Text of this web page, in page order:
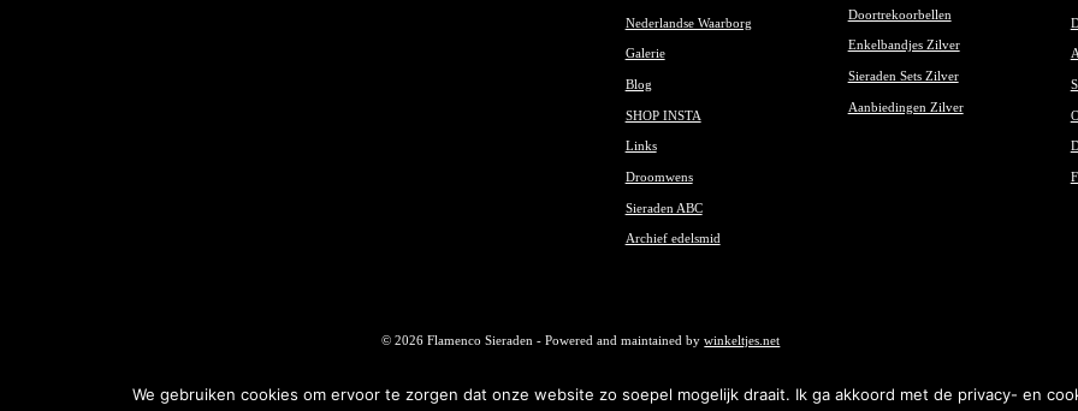
Nederlandse Waarborg
Galerie
Blog
SHOP INSTA
Links
Droomwens
Sieraden ABC
Archief edelsmid
Doortrekoorbellen
Enkelbandjes Zilver
Sieraden Sets Zilver
Aanbiedingen Zilver
© 2026 Flamenco Sieraden - Powered and maintained bywinkeltjes.net
We gebruiken cookies om ervoor te zorgen dat onze website zo soepel mogelijk draait. Ik ga akkoord met de privacy- en